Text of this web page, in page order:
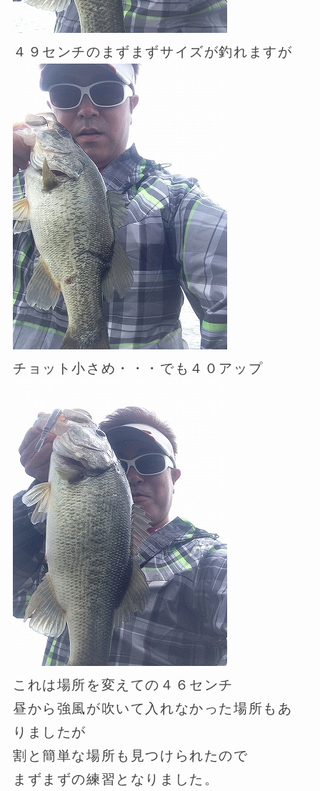
４９センチのまずまずサイズが釣れますが
チョット小さめ・・・でも４０アップ
これは場所を変えての４６センチ
昼から強風が吹いて入れなかった場所もあ
りましたが
割と簡単な場所も見つけられたので
まずまずの練習となりました。